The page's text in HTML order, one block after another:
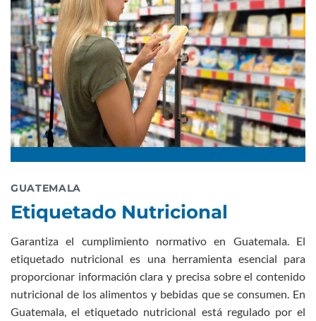
GUATEMALA
Etiquetado Nutricional
Garantiza el cumplimiento normativo en Guatemala. El
etiquetado nutricional es una herramienta esencial para
proporcionar información clara y precisa sobre el contenido
nutricional de los alimentos y bebidas que se consumen. En
Guatemala, el etiquetado nutricional está regulado por el